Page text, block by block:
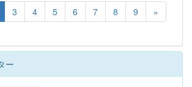
3 4 5 6 7 8 9 »
ー